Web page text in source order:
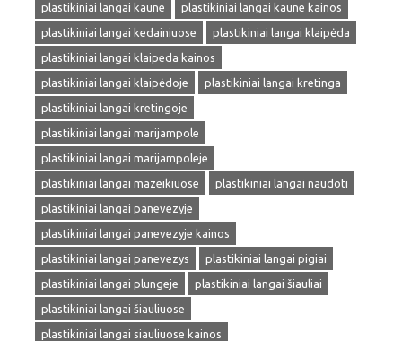
plastikiniai langai kaune
plastikiniai langai kaune kainos
plastikiniai langai kedainiuose
plastikiniai langai klaipėda
plastikiniai langai klaipeda kainos
plastikiniai langai klaipėdoje
plastikiniai langai kretinga
plastikiniai langai kretingoje
plastikiniai langai marijampole
plastikiniai langai marijampoleje
plastikiniai langai mazeikiuose
plastikiniai langai naudoti
plastikiniai langai panevezyje
plastikiniai langai panevezyje kainos
plastikiniai langai panevezys
plastikiniai langai pigiai
plastikiniai langai plungeje
plastikiniai langai šiauliai
plastikiniai langai šiauliuose
plastikiniai langai siauliuose kainos